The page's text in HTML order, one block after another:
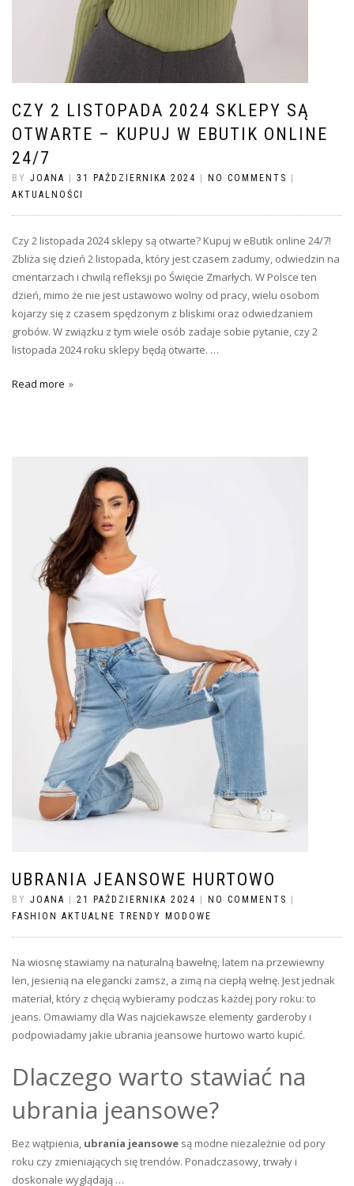
CZY 2 LISTOPADA 2024 SKLEPY SĄ
OTWARTE – KUPUJ W EBUTIK ONLINE
24/7
BY JOANA | 31 PAŹDZIERNIKA 2024 | NO COMMENTS |
AKTUALNOŚCI
Czy 2 listopada 2024 sklepy są otwarte? Kupuj w eButik online 24/7!
Zbliża się dzień 2 listopada, który jest czasem zadumy, odwiedzin na
cmentarzach i chwilą refleksji po Święcie Zmarłych. W Polsce ten
dzień, mimo że nie jest ustawowo wolny od pracy, wielu osobom
kojarzy się z czasem spędzonym z bliskimi oraz odwiedzaniem
grobów. W związku z tym wiele osób zadaje sobie pytanie, czy 2
listopada 2024 roku sklepy będą otwarte. …
Read more
UBRANIA JEANSOWE HURTOWO
BY JOANA | 21 PAŹDZIERNIKA 2024 | NO COMMENTS |
FASHION AKTUALNE TRENDY MODOWE
Na wiosnę stawiamy na naturalną bawełnę, latem na przewiewny
len, jesienią na elegancki zamsz, a zimą na ciepłą wełnę. Jest jednak
materiał, który z chęcią wybieramy podczas każdej pory roku: to
jeans. Omawiamy dla Was najciekawsze elementy garderoby i
podpowiadamy jakie ubrania jeansowe hurtowo warto kupić.
Dlaczego warto stawiać na
ubrania jeansowe?
Bez wątpienia, ubrania jeansowe są modne niezależnie od pory
roku czy zmieniających się trendów. Ponadczasowy, trwały i
doskonale wyglądają …